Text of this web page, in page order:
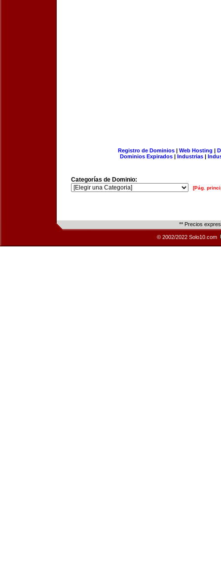
Registro de Dominios| Web Hosting |
Dominios Expirados | Industrias |
Categorías de Dominio:
[Pág.
** Precios
© 2002/2022 Solo10.com